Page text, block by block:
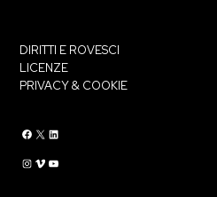
DIRITTI E ROVESCI
LICENZE
PRIVACY & COOKIE
Flippermusic Facebook Flippermusic Twitter
Flippermusic Linkedin
Flippermusic Instagram Flippermusic Vimeo flippermusic YouTube